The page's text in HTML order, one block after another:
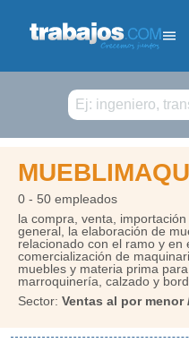
Buscar
0 - 50 empleados
la compra, venta,
general, la elaboración de
relacionado con el ramo y en
comercialización de
muebles y materia prima
marroquinería, calzado y
Sector: Ventas al por menor